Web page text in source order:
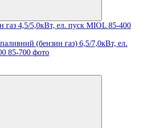
газ 4,5/5,0кВт, ел. пуск MIOL 85-400